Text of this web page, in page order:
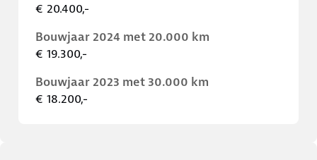
€ 20.400,-
Bouwjaar 2024 met 20.000 km
€ 19.300,-
Bouwjaar 2023 met 30.000 km
€ 18.200,-